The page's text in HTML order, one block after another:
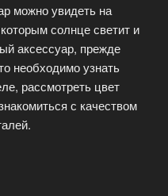
можно увидеть на
солнце светит и
аксессуар, прежде
необходимо узнать
рассмотреть цвет
с качеством